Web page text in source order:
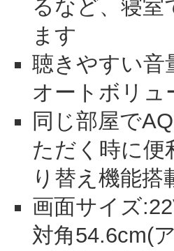
るなど、寝室
ます
聴きやすい音
オートボリュ
同じ部屋で
ただく時に便
り替え機能搭
画面サイズ
対角54.6cm(